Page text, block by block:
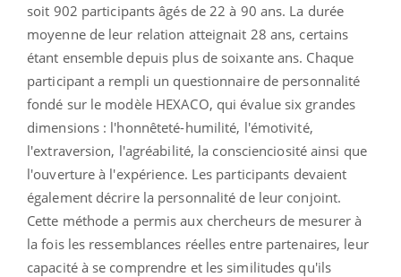
soit 902 participants âgés de 22 à 90 ans. La durée
moyenne de leur relation atteignait 28 ans, certains
étant ensemble depuis plus de soixante ans. Chaque
participant a rempli un questionnaire de personnalité
fondé sur le modèle HEXACO, qui évalue six grandes
dimensions : l'honnêteté-humilité, l'émotivité,
l'extraversion, l'agréabilité, la conscienciosité ainsi que
l'ouverture à l'expérience. Les participants devaient
également décrire la personnalité de leur conjoint.
Cette méthode a permis aux chercheurs de mesurer à
la fois les ressemblances réelles entre partenaires, leur
capacité à se comprendre et les similitudes qu'ils